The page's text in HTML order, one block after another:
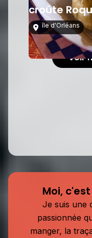
croûte
île d'Orléans
Voir
Moi,
Je suis une
passionnée
manger, la